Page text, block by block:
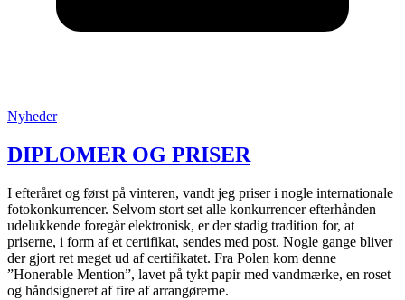
Posted
:
Nyheder
DIPLOMER OG PRISER
I efteråret og først på vinteren, vandt jeg priser i nogle internationale
fotokonkurrencer. Selvom stort set alle konkurrencer efterhånden
udelukkende foregår elektronisk, er der stadig tradition for, at
priserne, i form af et certifikat, sendes med post. Nogle gange bliver
der gjort ret meget ud af certifikatet. Fra Polen kom denne
”Honerable Mention”, lavet på tykt papir med vandmærke, en roset
og håndsigneret af fire af arrangørerne.